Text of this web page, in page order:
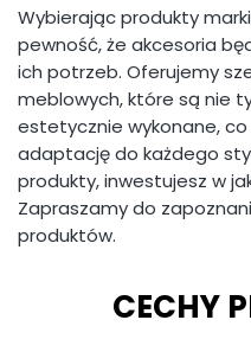
Wybierając produkty
pewność, że akcesoria
ich potrzeb. Oferujemy
meblowych, które są nie
estetycznie wykonane, co
adaptację do każdego
produkty, inwestujesz w
Zapraszamy do
produktów.
CECHY